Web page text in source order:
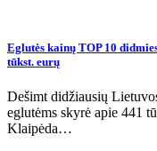
Eglutės kainų TOP 10
tūkst. eurų
Dešimt didžiausių
eglutėms skyrė apie 441
Klaipėda…